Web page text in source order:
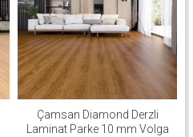
Çamsan Diamond Derzli
Laminat Parke 10 mm Volga